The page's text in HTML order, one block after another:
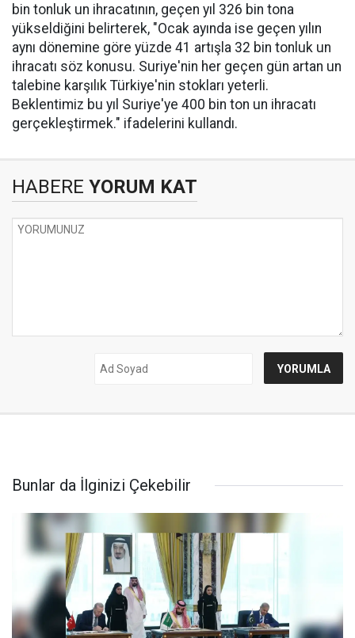
bin tonluk un ihracatının, geçen yıl 326 bin tona
yükseldiğini belirterek, "Ocak ayında ise geçen yılın
aynı dönemine göre yüzde 41 artışla 32 bin tonluk un
ihracatı söz konusu. Suriye'nin her geçen gün artan un
talebine karşılık Türkiye'nin stokları yeterli.
Beklentimiz bu yıl Suriye'ye 400 bin ton un ihracatı
gerçekleştirmek." ifadelerini kullandı.
HABERE YORUM KAT
Bunlar da İlginizi Çekebilir